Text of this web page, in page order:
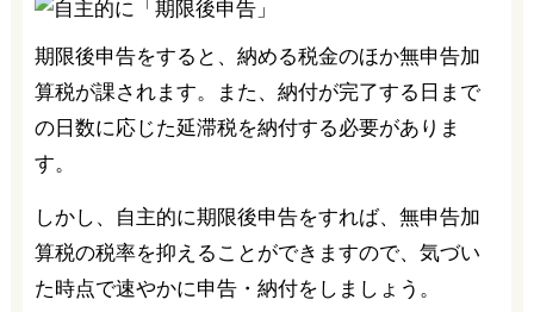
期限後申告をすると、納める税金のほか無申告加
算税が課されます。また、納付が完了する日まで
の日数に応じた延滞税を納付する必要がありま
す。
しかし、自主的に期限後申告をすれば、無申告加
算税の税率を抑えることができますので、気づい
た時点で速やかに申告・納付をしましょう。